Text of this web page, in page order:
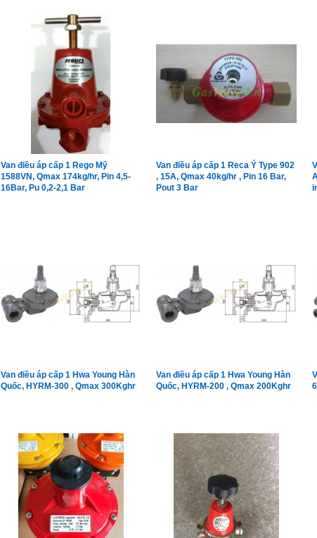
Van điều áp cấp 1 Rego Mỹ
1588VN, Qmax 174kg/hr, Pin 4,5-
16Bar, Pu 0,2-2,1 Bar
Van điều áp cấp 1 Reca Ý Type 902
, 15A, Qmax 40kg/hr , Pin 16 Bar,
Pout 3 Bar
Van điều áp cấp 1 Hwa Young Hàn
Quốc, HYRM-300 , Qmax 300Kghr
Van điều áp cấp 1 Hwa Young Hàn
Quốc, HYRM-200 , Qmax 200Kghr